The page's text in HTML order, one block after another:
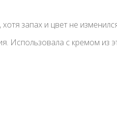
запах и цвет не
Использовала с кремом из